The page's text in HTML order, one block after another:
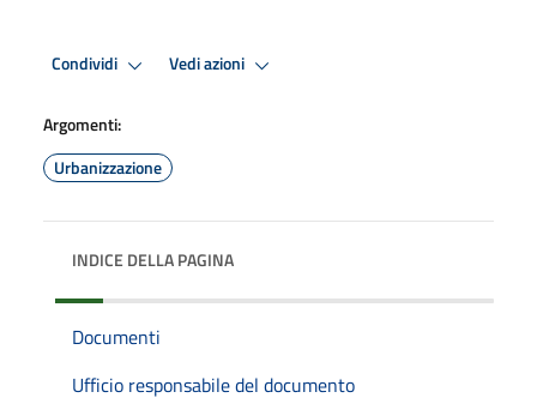
Condividi Vedi azioni
Argomenti:
Urbanizzazione
INDICE DELLA PAGINA
Documenti
Ufficio responsabile del documento